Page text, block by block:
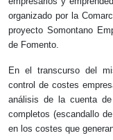
organizado por la
proyecto Somontano
de Fomento.
En el transcurso del
control de costes
análisis de la cuenta
completos (escandallo
en los costes que